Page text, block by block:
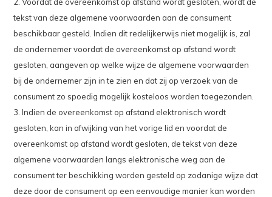
2. Voordat de overeenkomst op afstand wordt gesloten, wordt de
tekst van deze algemene voorwaarden aan de consument
beschikbaar gesteld. Indien dit redelijkerwijs niet mogelijk is, zal
de ondernemer voordat de overeenkomst op afstand wordt
gesloten, aangeven op welke wijze de algemene voorwaarden
bij de ondernemer zijn in te zien en dat zij op verzoek van de
consument zo spoedig mogelijk kosteloos worden toegezonden.
3. Indien de overeenkomst op afstand elektronisch wordt
gesloten, kan in afwijking van het vorige lid en voordat de
overeenkomst op afstand wordt gesloten, de tekst van deze
algemene voorwaarden langs elektronische weg aan de
consument ter beschikking worden gesteld op zodanige wijze dat
deze door de consument op een eenvoudige manier kan worden